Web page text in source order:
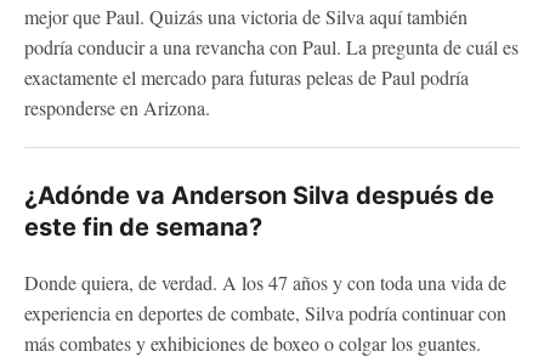
mejor que Paul. Quizás una victoria de Silva aquí también
podría conducir a una revancha con Paul. La pregunta de cuál es
exactamente el mercado para futuras peleas de Paul podría
responderse en Arizona.
¿Adónde va Anderson Silva después de
este fin de semana?
Donde quiera, de verdad. A los 47 años y con toda una vida de
experiencia en deportes de combate, Silva podría continuar con
más combates y exhibiciones de boxeo o colgar los guantes.